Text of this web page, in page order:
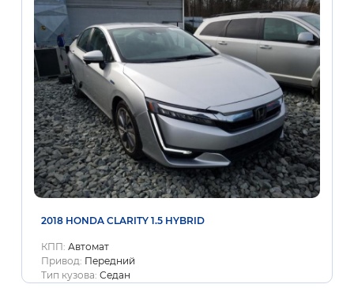
2018 HONDA CLARITY 1.5 HYBRID
КПП: Автомат
Привод: Передний
Тип кузова: Седан